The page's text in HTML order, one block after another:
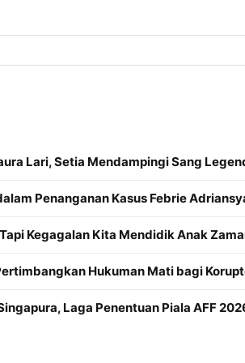
Lari, Setia Mendampingi Sang
Penanganan Kasus Febrie
Kegagalan Kita Mendidik Anak
Hukuman Mati bagi
Laga Penentuan Piala AFF